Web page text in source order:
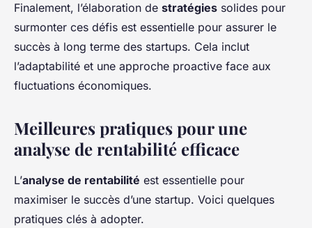
Finalement, l’élaboration de stratégies solides pour
surmonter ces défis est essentielle pour assurer le
succès à long terme des startups. Cela inclut
l’adaptabilité et une approche proactive face aux
fluctuations économiques.
Meilleures pratiques pour une
analyse de rentabilité efficace
L’analyse de rentabilité est essentielle pour
maximiser le succès d’une startup. Voici quelques
pratiques clés à adopter.